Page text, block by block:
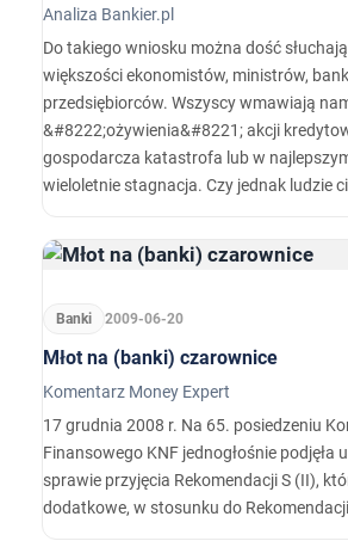
Analiza Bankier.pl
Do takiego wniosku można dość
większości ekonomistów, ministrów,
przedsiębiorców. Wszyscy wmawiają
&#8222;ożywienia&#8221; akcji
gospodarcza katastrofa lub w
wieloletnie stagnacja. Czy jednak ludzie
Banki 2009-06-20
Młot na (banki) czarownice
Komentarz Money Expert
17 grudnia 2008 r. Na 65. posiedzeniu
Finansowego KNF jednogłośnie podjęła
sprawie przyjęcia Rekomendacji S (II),
dodatkowe, w stosunku do